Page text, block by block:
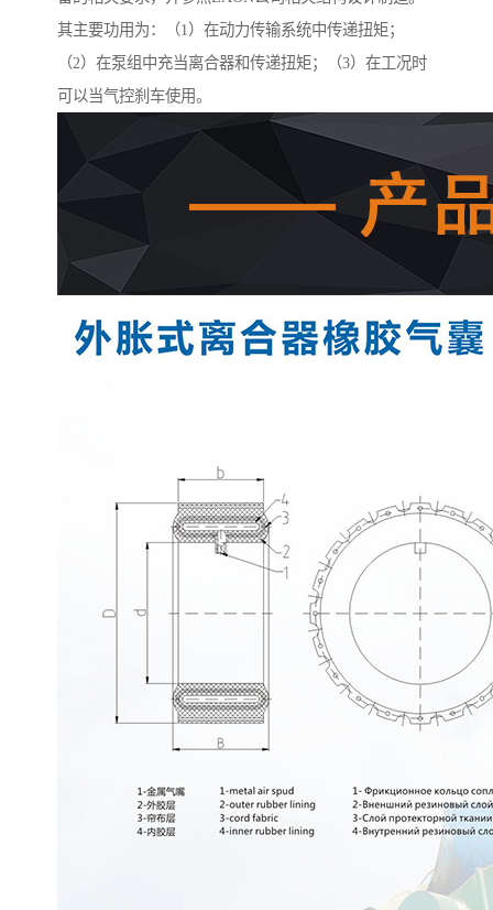
其主要功用为：（1）在动力传输系统中传递扭矩；
（2）在泵组中充当离合器和传递扭矩；（3）在工况时
可以当气控刹车使用。